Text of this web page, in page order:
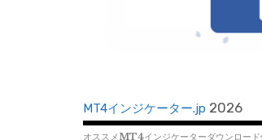
MT4インジケーター.jp 2026
オススメMT4インジケーターダウンロー